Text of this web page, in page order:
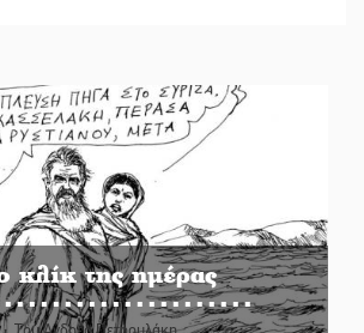
κλίκ της ημέρας